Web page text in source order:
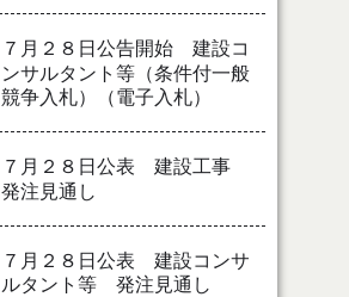
７月２８日公告開始 建設コ
ンサルタント等（条件付一般
競争入札）（電子入札）
７月２８日公表 建設工事
発注見通し
７月２８日公表 建設コンサ
ルタント等 発注見通し